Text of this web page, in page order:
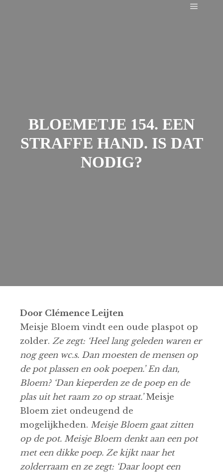
BLOEMETJE 154. EEN
STRAFFE HAND. IS DAT
NODIG?
Door Clémence Leijten
Meisje Bloem vindt een oude plaspot op
zolder. Ze zegt: ‘Heel lang geleden waren er
nog geen wc.s. Dan moesten de mensen op
de pot plassen en ook poepen.’ En dan,
Bloem? ‘Dan kieperden ze de poep en de
plas uit het raam zo op straat.’Meisje
Bloem ziet ondeugend de
mogelijkheden. Meisje Bloem gaat zitten
op de pot. Meisje Bloem denkt aan een pot
met een dikke poep. Ze kijkt naar het
zolderraam en ze zegt: ‘Daar loopt een